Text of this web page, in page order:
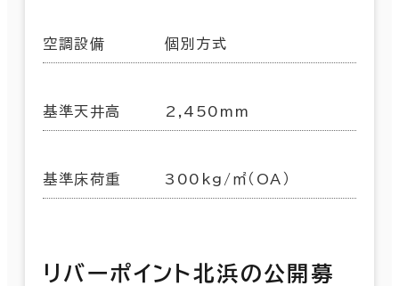
空調設備 個別方式
基準天井高 2,450mm
基準床荷重 300kg/㎡（OA）
リバーポイント北浜の公開募